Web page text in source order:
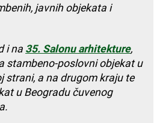
javnih objekata i
i na 35. Salonu arhitekture,
stambeno-poslovni objekat u
strani, a na drugom kraju te
u Beogradu čuvenog